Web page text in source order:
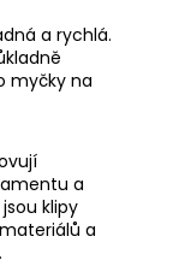
a rychlá.
myčky na
a
klipy
a